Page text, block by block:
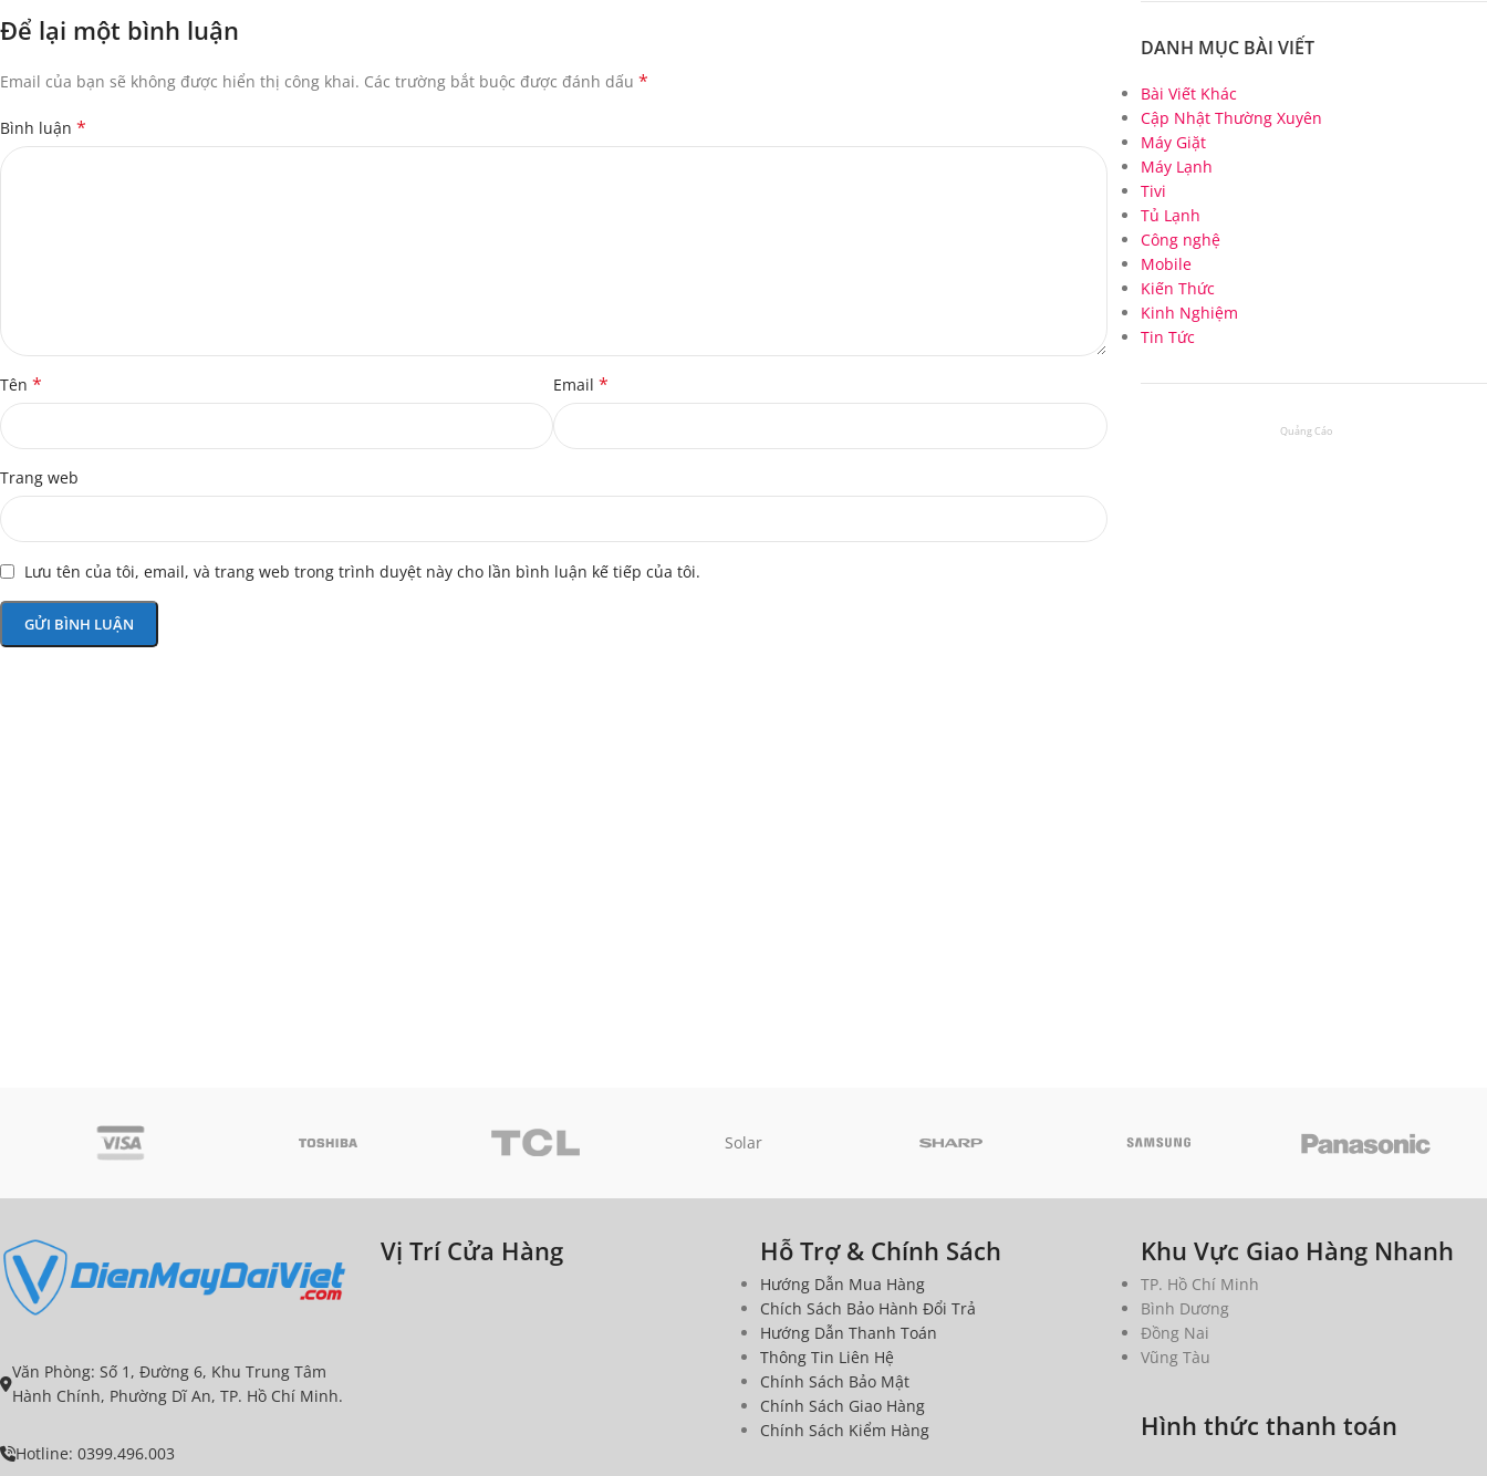
Để lại một bình luận
Email của bạn sẽ không được hiển thị công khai. Các trường bắt buộc được đánh dấu *
Bình luận *
Tên * Email*
Trang web
Lưu tên của tôi, email, và trang web trong trình duyệt này cho lần bình luận kế tiếp của tôi.
DANH MỤC BÀI VIẾT
Bài Viết Khác
Cập Nhật Thường Xuyên
Máy Giặt
Máy Lạnh
Tivi
Tủ Lạnh
Công nghệ
Mobile
Kiến Thức
Kinh Nghiệm
Tin Tức
Solar
Văn Phòng: Số 1, Đường 6, Khu Trung Tâm
Hành Chính, Phường Dĩ An, TP. Hồ Chí Minh.
Hotline: 0399.496.003
Vị Trí Cửa Hàng Hỗ Trợ & Chính Sách
Hướng Dẫn Mua Hàng
Chích Sách Bảo Hành Đổi Trả
Hướng Dẫn Thanh Toán
Thông Tin Liên Hệ
Chính Sách Bảo Mật
Chính Sách Giao Hàng
Chính Sách Kiểm Hàng
Khu Vực Giao Hàng Nhanh
TP. Hồ Chí Minh
Bình Dương
Đồng Nai
Vũng Tàu
Hình thức thanh toán